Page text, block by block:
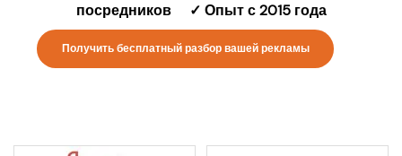
посредников ✓ Опыт с 2015 года
Получить бесплатный разбор вашей рекламы